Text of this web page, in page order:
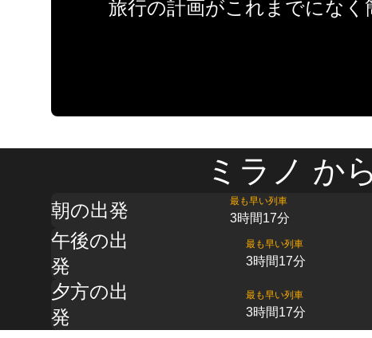
旅行の計画がこれまでになく
ミラノ か
朝の出発 最も早い列車
3時間17分
午後の出
発
最も早い列車
3時間17分
夕方の出
発
最も早い列車
3時間17分